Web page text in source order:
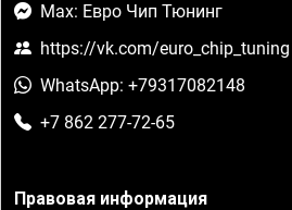
Max: Евро Чип Тюнинг
https://vk.com/euro_chip_tuning
WhatsApp: +79317082148
+7 862 277-72-65
Правовая информация